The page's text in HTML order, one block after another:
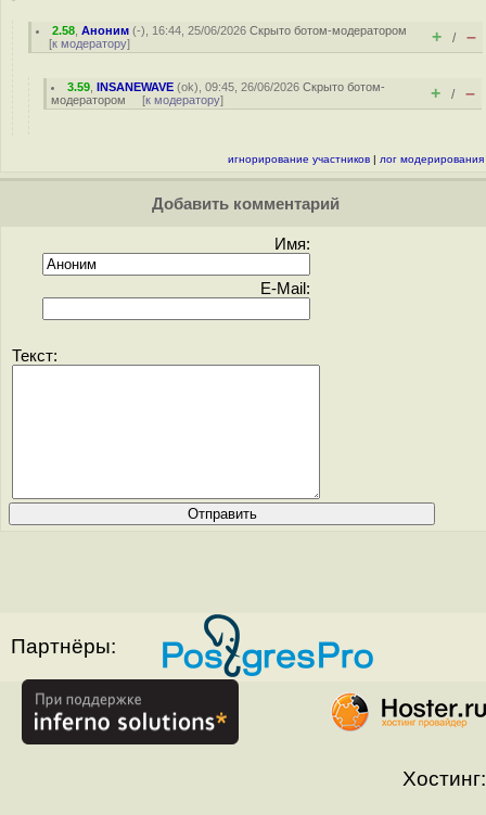
2.58 ,Аноним (-), 16:44, 25/06/2026Скрыто ботом-модератором
[к модератору] + / –
3.59 ,INSANEWAVE (ok), 09:45, 26/06/2026Скрыто ботом-
модератором [к модератору] + / –
игнорирование участников | лог модерирования
Добавить комментарий
Имя:
E-Mail:
Текст:
Партнёры:
Хостинг: